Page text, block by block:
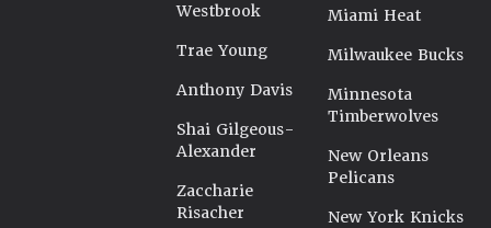
Westbrook
Trae Young
Anthony Davis
Shai Gilgeous-
Alexander
Zaccharie
Risacher
Miami Heat
Milwaukee Bucks
Minnesota
Timberwolves
New Orleans
Pelicans
New York Knicks